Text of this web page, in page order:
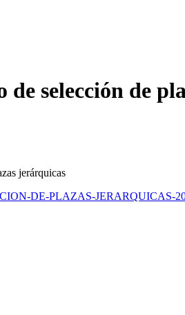
de selección de
jerárquicas
DE-PLAZAS-JERARQUICAS-